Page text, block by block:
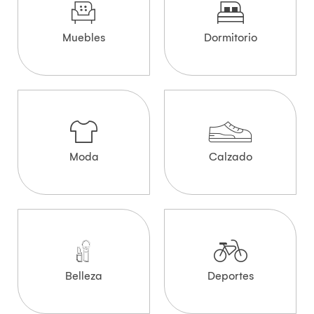
Muebles Dormitorio
Moda Calzado
Belleza Deportes